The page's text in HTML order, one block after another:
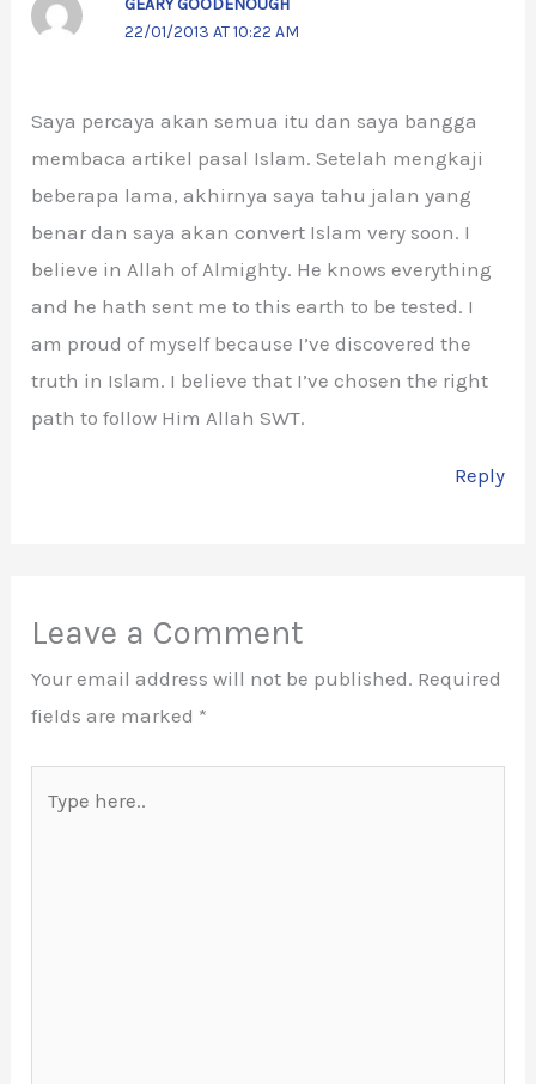
22/01/2013 AT 10:22 AM
Saya percaya akan semua itu dan saya bangga
membaca artikel pasal Islam. Setelah mengkaji
beberapa lama, akhirnya saya tahu jalan yang
benar dan saya akan convert Islam very soon. I
believe in Allah of Almighty. He knows everything
and he hath sent me to this earth to be tested. I
am proud of myself because I’ve discovered the
truth in Islam. I believe that I’ve chosen the right
path to follow Him Allah SWT.
Reply
Leave a Comment
Your email address will not be published. Required
fields are marked *
here..